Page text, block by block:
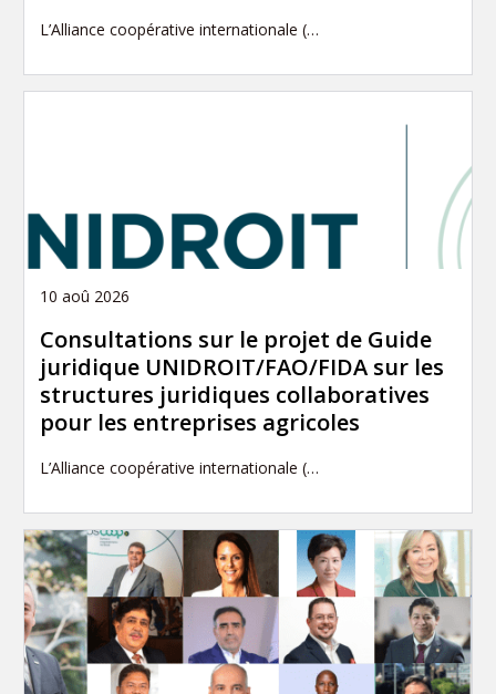
L’Alliance coopérative internationale (…
10 aoû 2026
Consultations sur le projet de Guide
juridique UNIDROIT/FAO/FIDA sur les
structures juridiques collaboratives
pour les entreprises agricoles
L’Alliance coopérative internationale (…